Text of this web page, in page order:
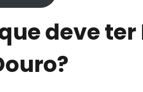
deve